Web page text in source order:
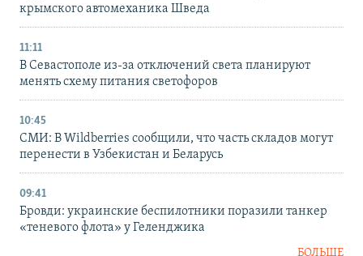
крымского автомеханика Шведа
11:11
В Севастополе из-за отключений света планируют
менять схему питания светофоров
10:45
СМИ: В Wildberries сообщили, что часть складов могут
перенести в Узбекистан и Беларусь
09:41
Бровди: украинские беспилотники поразили танкер
«теневого флота» у Геленджика
БОЛЬШЕ